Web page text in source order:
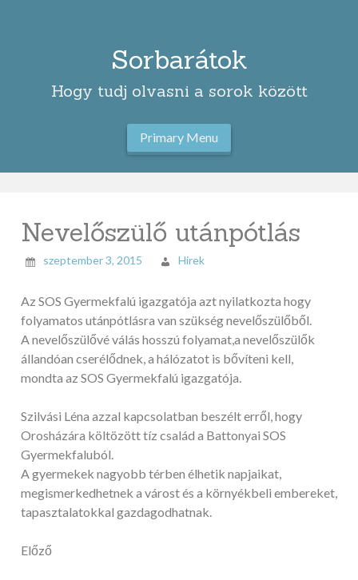
Sorbarátok
Hogy tudj olvasni a sorok között
Primary Menu
Nevelőszülő utánpótlás
szeptember 3, 2015 Hirek
Az SOS Gyermekfalú igazgatója azt nyilatkozta hogy
folyamatos utánpótlásra van szükség nevelőszülőből.
A nevelőszülővé válás hosszú folyamat,a nevelőszülők
állandóan cserélődnek, a hálózatot is bővíteni kell,
mondta az SOS Gyermekfalú igazgatója.
Szilvási Léna azzal kapcsolatban beszélt erről, hogy
Orosházára költözött tíz család a Battonyai SOS
Gyermekfaluból.
A gyermekek nagyobb térben élhetik napjaikat,
megismerkedhetnek a várost és a környékbeli embereket,
tapasztalatokkal gazdagodhatnak.
Előző